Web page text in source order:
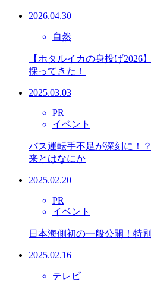
2026.04.30
自然
【ホタルイカの身投げ2026
採ってきた！
2025.03.03
PR
イベント
バス運転手不足が深刻に！
来とはなにか
2025.02.20
PR
イベント
日本海側初の一般公開！特
2025.02.16
テレビ